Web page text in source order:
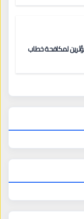
لمكافحة خطاب